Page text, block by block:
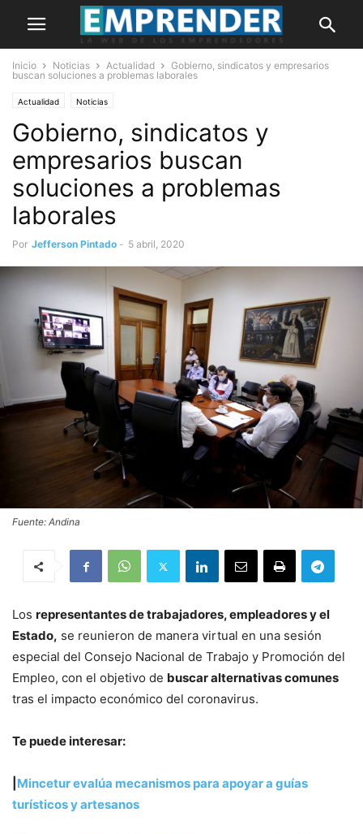
Inicio Noticias Actualidad
Gobierno, sindicatos y empresarios
buscan soluciones a problemas laborales
Actualidad Noticias
Gobierno, sindicatos y
empresarios buscan
soluciones a problemas
laborales
Por Jefferson Pintado - 5 abril, 2020
Fuente: Andina
Los representantes de trabajadores, empleadores y el
Estado, se reunieron de manera virtual en una sesión
especial del Consejo Nacional de Trabajo y Promoción del
Empleo, con el objetivo de buscar alternativas comunes
tras el impacto económico del coronavirus.
Te puede interesar:
Mincetur evalúa mecanismos para apoyar a guías
turísticos y artesanos